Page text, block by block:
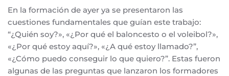
En la formación de ayer ya se presentaron las
cuestiones fundamentales que guían este trabajo:
“¿Quién soy?», «¿Por qué el baloncesto o el voleibol?»,
«¿Por qué estoy aquí?», «¿A qué estoy llamado?”,
«¿Cómo puedo conseguir lo que quiero?”. Estas fueron
algunas de las preguntas que lanzaron los formadores